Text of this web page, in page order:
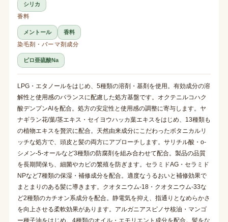
シリカ
香料
メントール
香料
染毛剤・パーマ剤成分
ピロ亜硫酸Na
LPG・エタノールをはじめ、5種類の溶剤・基剤を使用。有効成分の溶
解性と使用感のバランスに配慮した処方基盤です。オクテニルコハク
酸デンプンAlを配合。処方の安定性と使用感の調整に寄与します。ヤ
ナギラン花/葉/茎エキス・セイヨウハッカ葉エキスをはじめ、13種類も
の植物エキスを贅沢に配合。天然由来成分にこだわったボタニカルリ
ッチな処方で、頭皮と髪の両方にアプローチします。サリチル酸・o-
シメン-5-オールなど3種類の防腐剤を組み合わせて配合。製品の品質
を長期間保ち、細菌やカビの繁殖を防ぎます。セラミドAG・セラミド
NPなど7種類の保湿・補修成分を配合。適度なうるおいと補修効果で
まとまりのある髪に導きます。クオタニウム-18・クオタニウム-33な
ど2種類のカチオン系成分を配合。静電気を抑え、指通りとなめらかさ
を向上させる柔軟効果があります。アルガニアスピノサ核油・マンゴ
ー種子油をはじめ、4種類のオイル・エモリエント成分を配合。髪をな